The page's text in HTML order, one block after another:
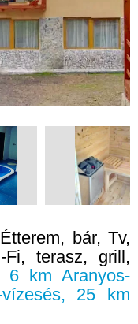
Étterem, bár, Tv,
Fi, terasz, grill,
km Aranyos-
25 km